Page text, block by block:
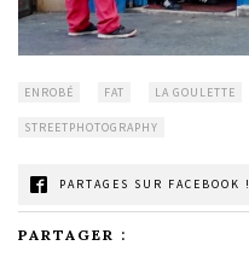
ENROBÉ FAT LA GOULETTE
STREETPHOTOGRAPHY
PARTAGES SUR FACEBOOK !
PARTAGER :